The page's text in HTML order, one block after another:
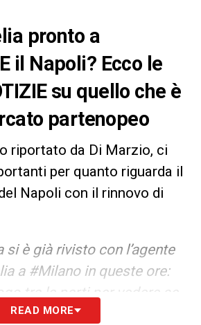
pronto a
il Napoli? Ecco le
su quello che è
partenopeo
riportato da Di Marzio, ci
per quanto riguarda il
Napoli con il rinnovo di
si è già rivisto con l’agente
a #Milano in queste ore:
tra le parti per vedere se
per rinnovare il contratto
READ MORE